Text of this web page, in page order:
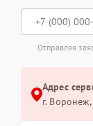
Отправляя
Адрес
г.